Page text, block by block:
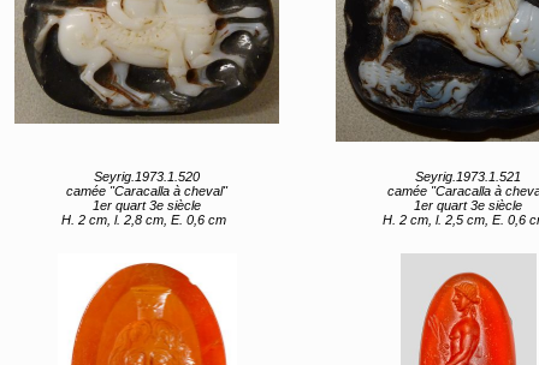
Seyrig.1973.1.520
camée "Caracalla à cheval"
1er quart 3e siècle
H. 2 cm, l. 2,8 cm, E. 0,6 cm
Seyrig.1973.1.521
camée "Caracalla à
1er quart 3e siècle
H. 2 cm, l. 2,5 cm, E. 0,6